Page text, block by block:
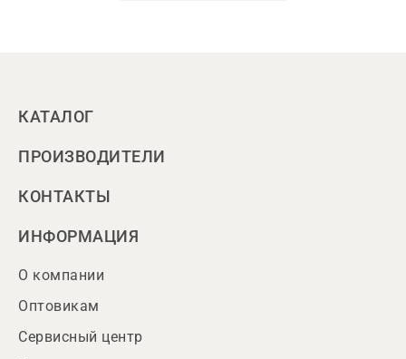
КАТАЛОГ
ПРОИЗВОДИТЕЛИ
КОНТАКТЫ
ИНФОРМАЦИЯ
О компании
Оптовикам
Сервисный центр